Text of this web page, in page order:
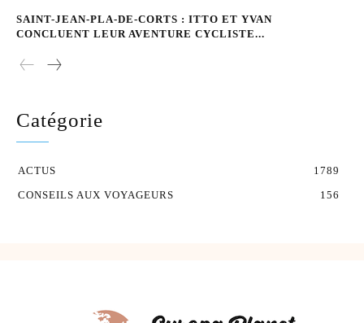
SAINT-JEAN-PLA-DE-CORTS : ITTO ET YVAN
CONCLUENT LEUR AVENTURE CYCLISTE...
Catégorie
ACTUS
1789
CONSEILS AUX VOYAGEURS
156